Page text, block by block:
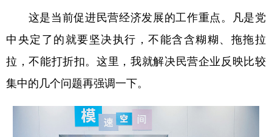
这是当前促进民营经济发展的工作重点。凡是党
中央定了的就要坚决执行，不能含含糊糊、拖拖拉
拉，不能打折扣。这里，我就解决民营企业反映比较
集中的几个问题再强调一下。